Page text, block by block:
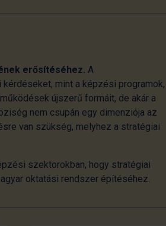
erősítéséhez. A
mint a képzési programok,
újszerű formáit, de akár a
nem csupán egy dimenziója az
van szükség, melyhez a stratégiai
szektorokban, hogy stratégiai
oktatási rendszer építéséhez.